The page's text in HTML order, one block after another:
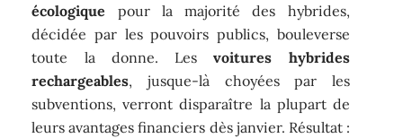
écologique pour la majorité des hybrides,
décidée par les pouvoirs publics, bouleverse
toute la donne. Lesvoitures hybrides
rechargeables, jusque-là choyées par les
subventions, verront disparaître la plupart de
leurs avantages financiers dès janvier. Résultat :